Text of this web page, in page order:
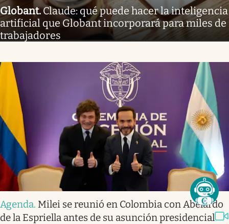
Globant.Claude: qué puede hacer la inteligencia
artificial que Globant incorporará para miles de
trabajadores
Agenda. Milei se reunió en Colombia con Abelardo
de la Espriella antes de su asunción presidencial